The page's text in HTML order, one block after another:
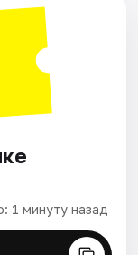
1 минуту назад